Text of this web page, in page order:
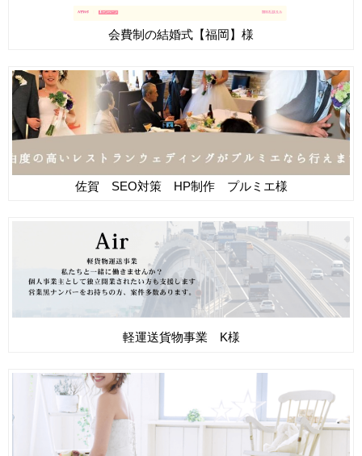
会費制の結婚式【福岡】様
佐賀 SEO対策 HP制作 プルミエ様
軽運送貨物事業 K様